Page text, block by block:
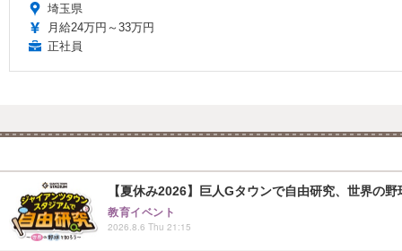
埼玉県
月給24万円～33万円
正社員
【夏休み2026】巨人Gタウンで自由研究、世界の
教育イベント
2026.8.6 Thu 21:15